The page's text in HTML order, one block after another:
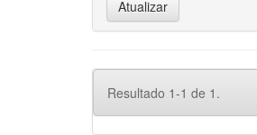
Resultado 1-1 de 1.